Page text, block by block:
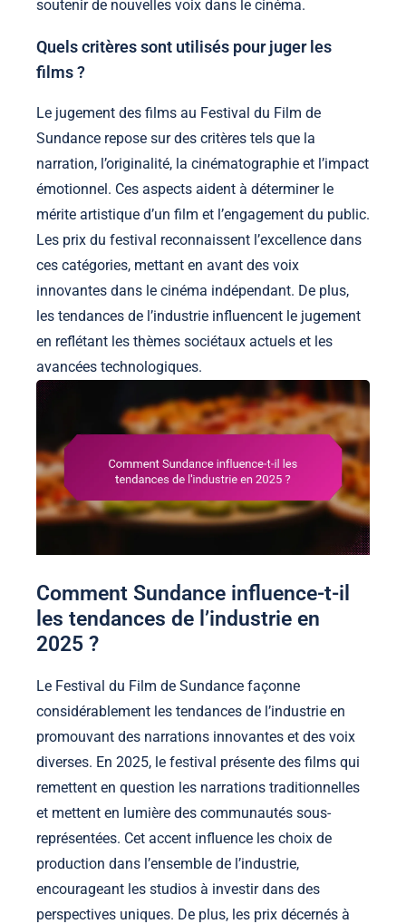
soutenir de nouvelles voix dans le cinéma.
Quels critères sont utilisés pour juger les
films ?
Le jugement des films au Festival du Film de
Sundance repose sur des critères tels que la
narration, l’originalité, la cinématographie et l’impact
émotionnel. Ces aspects aident à déterminer le
mérite artistique d’un film et l’engagement du public.
Les prix du festival reconnaissent l’excellence dans
ces catégories, mettant en avant des voix
innovantes dans le cinéma indépendant. De plus,
les tendances de l’industrie influencent le jugement
en reflétant les thèmes sociétaux actuels et les
avancées technologiques.
Comment Sundance influence-t-il
les tendances de l’industrie en
2025 ?
Le Festival du Film de Sundance façonne
considérablement les tendances de l’industrie en
promouvant des narrations innovantes et des voix
diverses. En 2025, le festival présente des films qui
remettent en question les narrations traditionnelles
et mettent en lumière des communautés sous-
représentées. Cet accent influence les choix de
production dans l’ensemble de l’industrie,
encourageant les studios à investir dans des
perspectives uniques. De plus, les prix décernés à